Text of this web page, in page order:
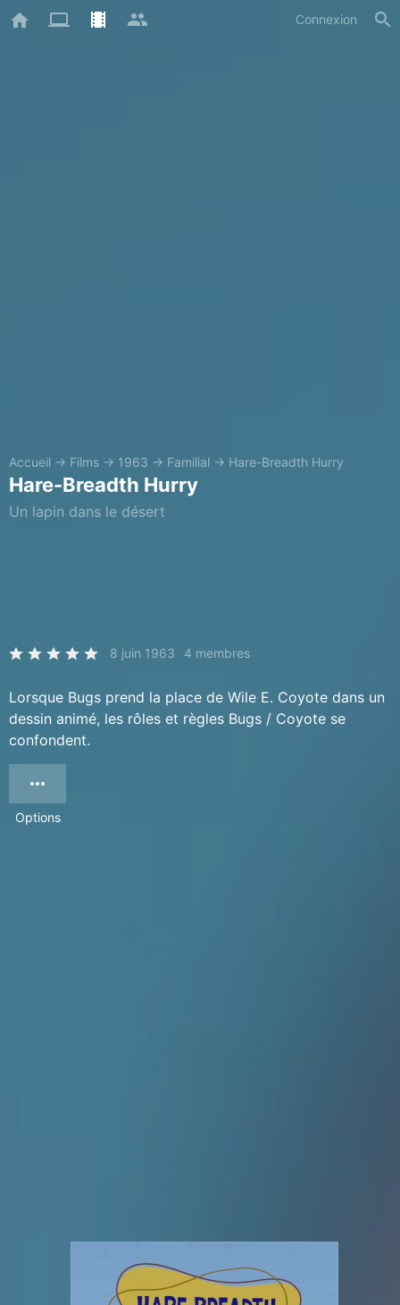
Connexion
Accueil → Films → 1963 → Familial → Hare-Breadth Hurry
Hare-Breadth Hurry
Un lapin dans le désert
8 juin 1963 4 membres
Lorsque Bugs prend la place de Wile E. Coyote dans un
dessin animé, les rôles et règles Bugs / Coyote se
confondent.
Options